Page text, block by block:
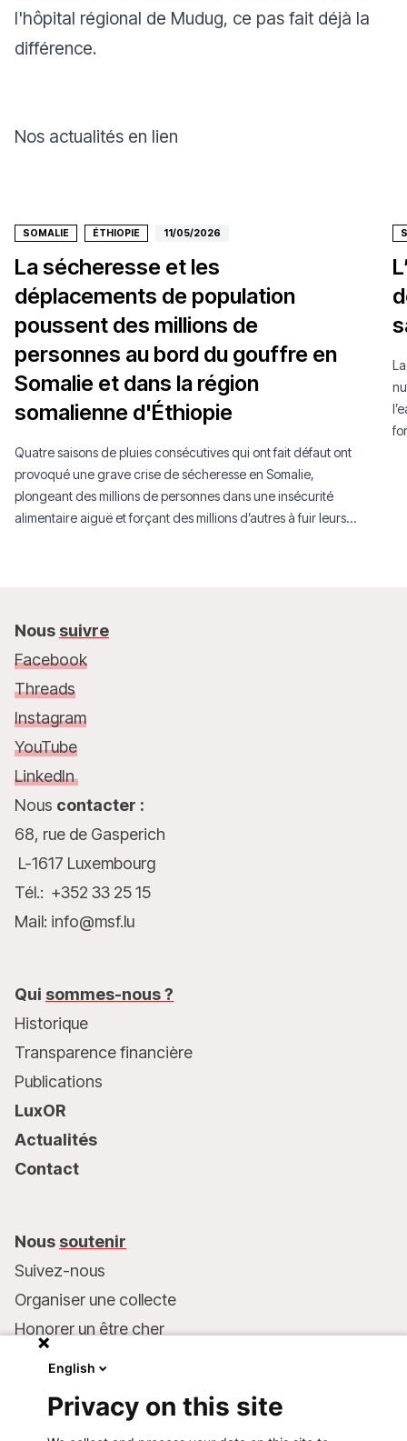
l'hôpital régional de Mudug, ce pas fait déjà la
différence.
Nos actualités en lien
SOMALIE ÉTHIOPIE 11/05/2026
La sécheresse et les
déplacements de population
poussent des millions de
personnes au bord du gouffre en
Somalie et dans la région
somalienne d'Éthiopie
Quatre saisons de pluies consécutives qui ont fait défaut ont
provoqué une grave crise de sécheresse en Somalie,
plongeant des millions de personnes dans une insécurité
alimentaire aiguë et forçant des millions d’autres à fuir leurs
Nous suivre
Facebook
Threads
Instagram
YouTube
LinkedIn
Nous contacter :
68, rue de Gasperich
L-1617 Luxembourg
Tél.: +352 33 25 15
Mail: info@msf.lu
Qui sommes-nous ?
Historique
Transparence financière
Publications
LuxOR
Actualités
Contact
Nous soutenir
Suivez-nous
Organiser une collecte
Honorer un être cher
Faire un don
English
Privacy on this site